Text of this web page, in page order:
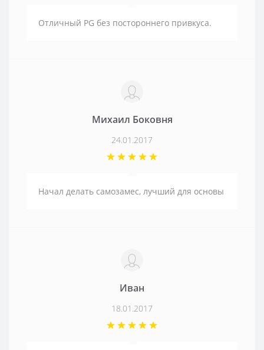
Отличный PG без постороннего привкуса.
Михаил Боковня
24.01.2017
Начал делать самозамес, лучший для основы
Иван
18.01.2017